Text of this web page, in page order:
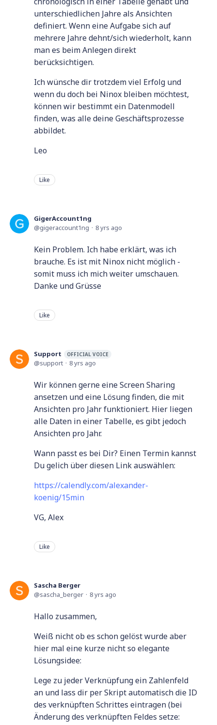
unterschiedlichen Jahre als Ansichten
definiert. Wenn eine Aufgabe sich auf
mehrere Jahre dehnt/sich wiederholt, kann
man es beim Anlegen direkt
berücksichtigen.
Ich wünsche dir trotzdem viel Erfolg und
wenn du doch bei Ninox bleiben möchtest,
können wir bestimmt ein Datenmodell
finden, was alle deine Geschäftsprozesse
abbildet.
Leo
Like
GigerAccount1ng
gigeraccount1ng
8 yrs ago
Kein Problem. Ich habe erklärt, was ich
brauche. Es ist mit Ninox nicht möglich -
somit muss ich mich weiter umschauen.
Danke und Grüsse
Like
Support OFFICIAL VOICE
support 8 yrs ago
Wir können gerne eine Screen Sharing
ansetzen und eine Lösung finden, die mit
Ansichten pro Jahr funktioniert. Hier liegen
alle Daten in einer Tabelle, es gibt jedoch
Ansichten pro Jahr.
Wann passt es bei Dir? Einen Termin kannst
Du gelich über diesen Link auswählen:
https://calendly.com/alexander-
koenig/15min
VG, Alex
Like
Sascha Berger
sascha_berger
8 yrs ago
Hallo zusammen,
Weiß nicht ob es schon gelöst wurde aber
hier mal eine kurze nicht so elegante
Lösungsidee:
Lege zu jeder Verknüpfung ein Zahlenfeld
an und lass dir per Skript automatisch die ID
des verknüpften Schrittes eintragen (bei
Änderung des verknüpften Feldes setze: